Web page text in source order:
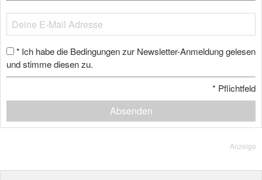
* Ich habe die Bedingungen zur Newsletter-Anmeldung gelesen
und stimme diesen zu.
* Pflichtfeld
Absenden
Anzeige